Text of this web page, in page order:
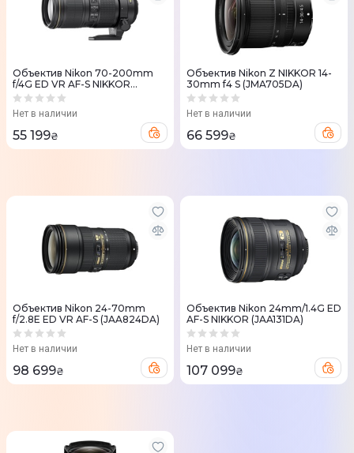
Объектив Nikon 70-200mm
f/4G ED VR AF-S NIKKOR
(JAA815DA)
Нет в наличии
55 199₴
Объектив Nikon Z NIKKOR 14-
30mm f4 S (JMA705DA)
Нет в наличии
66 599₴
Объектив Nikon 24-70mm
f/2.8E ED VR AF-S (JAA824DA)
Нет в наличии
98 699₴
Объектив Nikon 24mm/1.4G ED
AF-S NIKKOR (JAA131DA)
Нет в наличии
107 099₴